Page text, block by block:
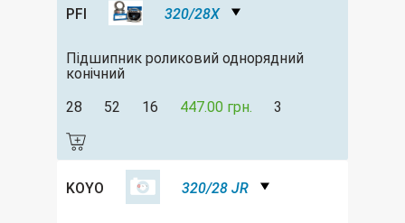
PFI 320/28X
Підшипник роликовий однорядний
конічний
28
52 16 447.00 грн. 3
KOYO 320/28 JR